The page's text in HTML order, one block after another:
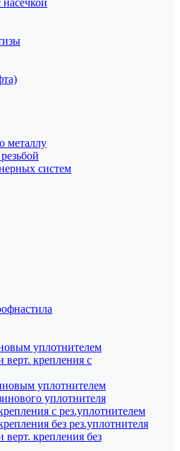
металлу
систем
уплотнителем
верт. крепления с
уплотнителем
уплотнителя
с рез.уплотнителем
без рез.уплотнителя
верт. крепления без